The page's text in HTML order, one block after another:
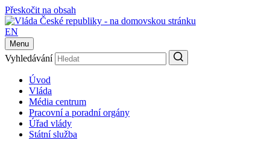
Přeskočit na obsah
EN
Menu
Vyhledávání
Úvod
Vláda
Média centrum
Pracovní a poradní orgány
Úřad vlády
Státní služba